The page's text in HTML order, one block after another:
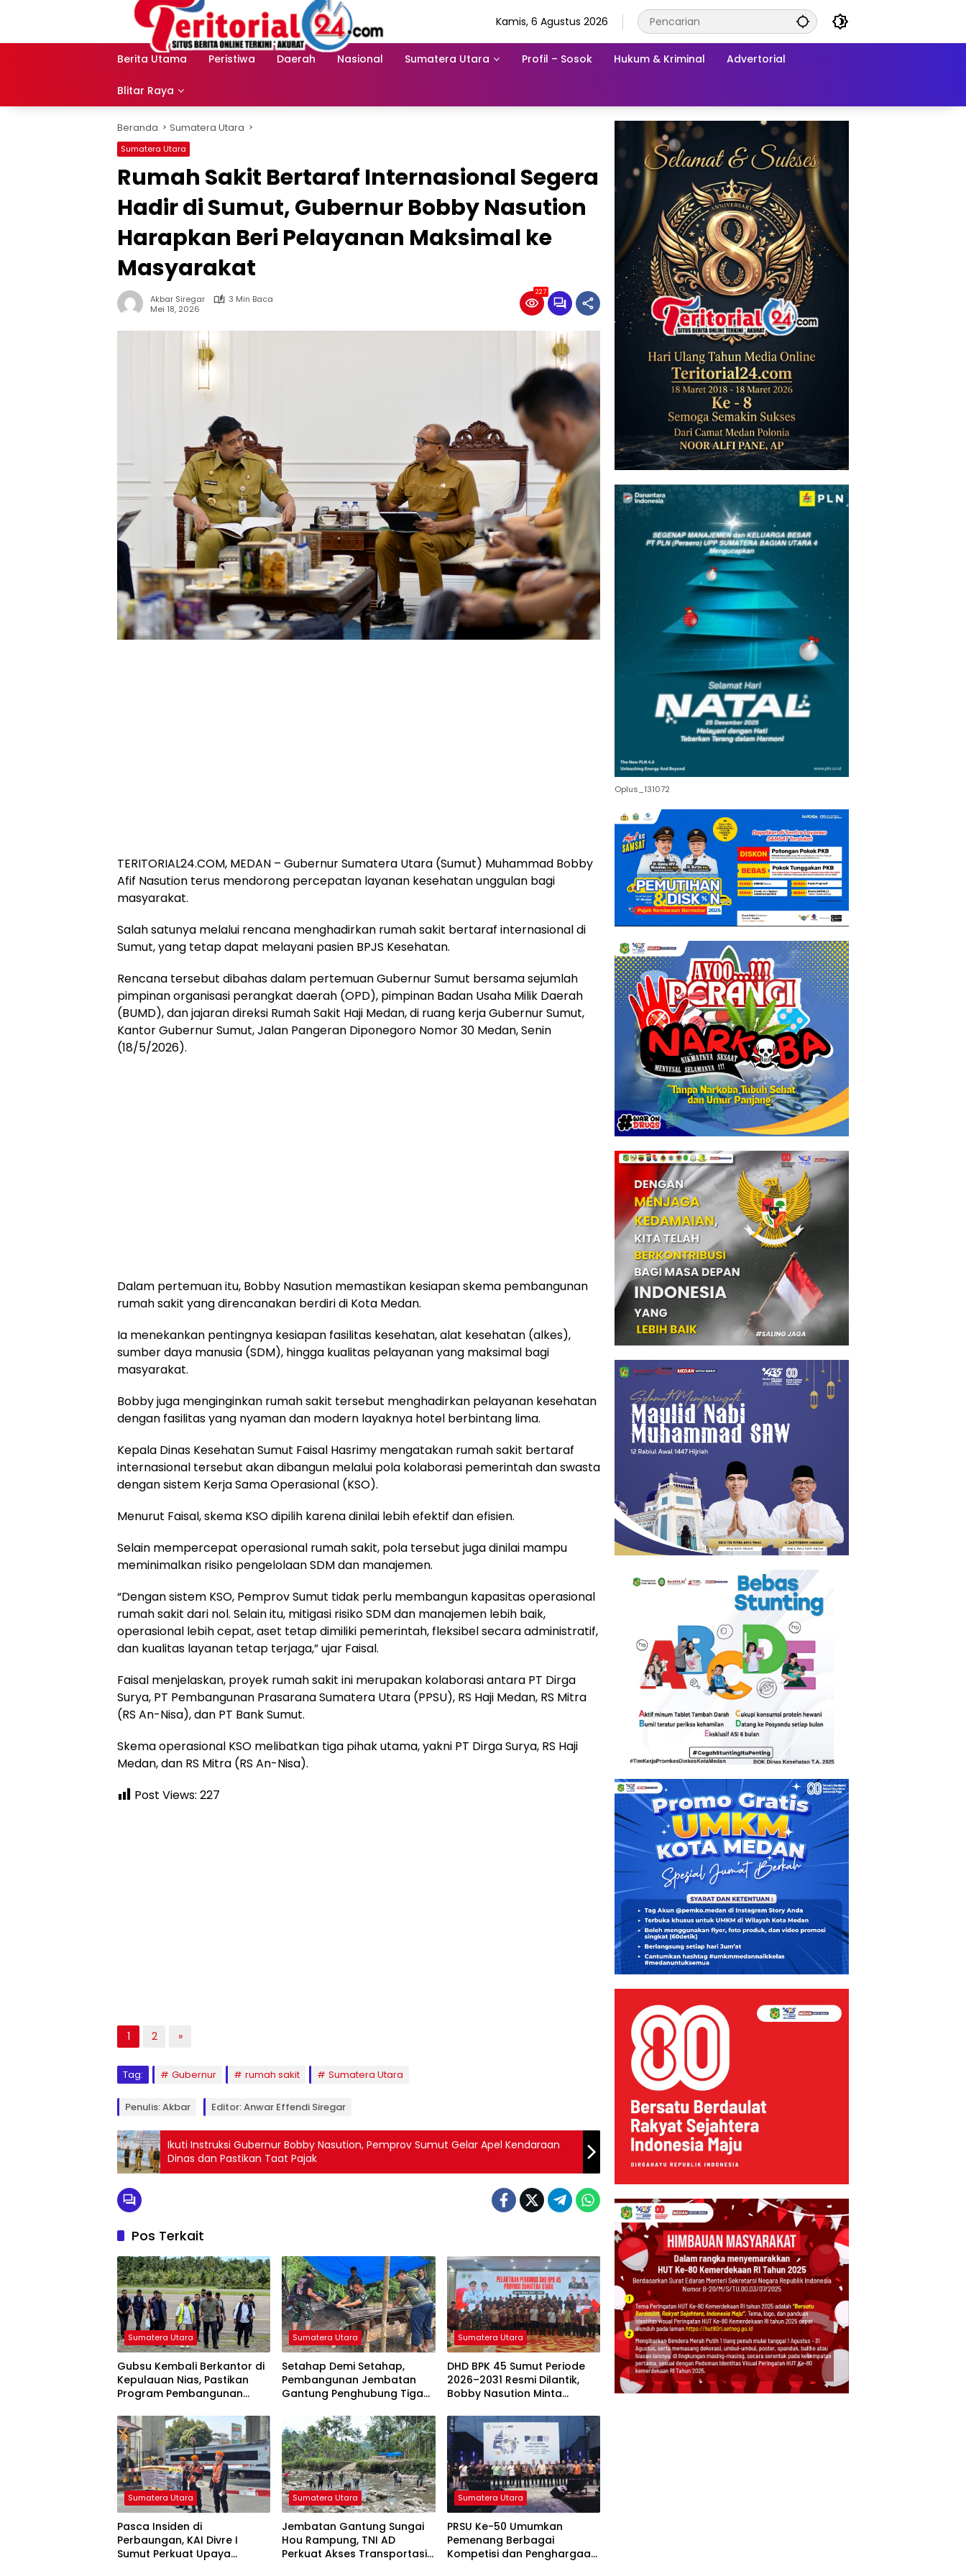
Kamis, 6 Agustus 2026
Berita Utama Peristiwa Daerah Nasional Sumatera Utara Profil – Sosok Hukum & Kriminal Advertorial
Blitar Raya
Beranda Sumatera Utara
Sumatera Utara
Rumah Sakit Bertaraf Internasional Segera
Hadir di Sumut, Gubernur Bobby Nasution
Harapkan Beri Pelayanan Maksimal ke
Masyarakat
Akbar Siregar
3 Min Baca
Mei 18, 2026
227
TERITORIAL24.COM, MEDAN – Gubernur Sumatera Utara (Sumut) Muhammad Bobby
Afif Nasution terus mendorong percepatan layanan kesehatan unggulan bagi
masyarakat.
Salah satunya melalui rencana menghadirkan rumah sakit bertaraf internasional di
Sumut, yang tetap dapat melayani pasien BPJS Kesehatan.
Rencana tersebut dibahas dalam pertemuan Gubernur Sumut bersama sejumlah
pimpinan organisasi perangkat daerah (OPD), pimpinan Badan Usaha Milik Daerah
(BUMD), dan jajaran direksi Rumah Sakit Haji Medan, di ruang kerja Gubernur Sumut,
Kantor Gubernur Sumut, Jalan Pangeran Diponegoro Nomor 30 Medan, Senin
(18/5/2026).
Dalam pertemuan itu, Bobby Nasution memastikan kesiapan skema pembangunan
rumah sakit yang direncanakan berdiri di Kota Medan.
Ia menekankan pentingnya kesiapan fasilitas kesehatan, alat kesehatan (alkes),
sumber daya manusia (SDM), hingga kualitas pelayanan yang maksimal bagi
masyarakat.
Bobby juga menginginkan rumah sakit tersebut menghadirkan pelayanan kesehatan
dengan fasilitas yang nyaman dan modern layaknya hotel berbintang lima.
Kepala Dinas Kesehatan Sumut Faisal Hasrimy mengatakan rumah sakit bertaraf
internasional tersebut akan dibangun melalui pola kolaborasi pemerintah dan swasta
dengan sistem Kerja Sama Operasional (KSO).
Menurut Faisal, skema KSO dipilih karena dinilai lebih efektif dan efisien.
Selain mempercepat operasional rumah sakit, pola tersebut juga dinilai mampu
meminimalkan risiko pengelolaan SDM dan manajemen.
“Dengan sistem KSO, Pemprov Sumut tidak perlu membangun kapasitas operasional
rumah sakit dari nol. Selain itu, mitigasi risiko SDM dan manajemen lebih baik,
operasional lebih cepat, aset tetap dimiliki pemerintah, fleksibel secara administratif,
dan kualitas layanan tetap terjaga,” ujar Faisal.
Faisal menjelaskan, proyek rumah sakit ini merupakan kolaborasi antara PT Dirga
Surya, PT Pembangunan Prasarana Sumatera Utara (PPSU), RS Haji Medan, RS Mitra
(RS An-Nisa), dan PT Bank Sumut.
Skema operasional KSO melibatkan tiga pihak utama, yakni PT Dirga Surya, RS Haji
Medan, dan RS Mitra (RS An-Nisa).
Post Views: 227
1 2 »
Tag: Gubernur rumah sakit Sumatera Utara
Penulis: Akbar Editor: Anwar Effendi Siregar
Ikuti Instruksi Gubernur Bobby Nasution, Pemprov Sumut Gelar Apel Kendaraan
Dinas dan Pastikan Taat Pajak
Pos Terkait
Sumatera Utara
Gubsu Kembali Berkantor di
Kepulauan Nias, Pastikan
Program Pembangunan
Sumatera Utara
Setahap Demi Setahap,
Pembangunan Jembatan
Gantung Penghubung Tiga
Terwujud
Sumatera Utara
DHD BPK 45 Sumut Periode
2026–2031 Resmi Dilantik,
Bobby Nasution Minta
Ditularkan ke Generasi Muda
Sumatera Utara
Pasca Insiden di
Perbaungan, KAI Divre I
Sumut Perkuat Upaya
Sumatera Utara
Jembatan Gantung Sungai
Hou Rampung, TNI AD
Perkuat Akses Transportasi
Sumatera Utara
PRSU Ke-50 Umumkan
Pemenang Berbagai
Kompetisi dan Penghargaan,
Oplus_131072